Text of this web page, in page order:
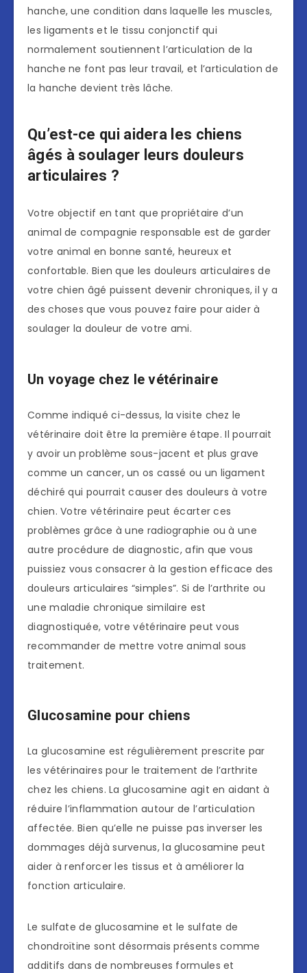
hanche, une condition dans laquelle les muscles,
les ligaments et le tissu conjonctif qui
normalement soutiennent l’articulation de la
hanche ne font pas leur travail, et l’articulation de
la hanche devient très lâche.
Qu’est-ce qui aidera les chiens
âgés à soulager leurs douleurs
articulaires ?
Votre objectif en tant que propriétaire d’un
animal de compagnie responsable est de garder
votre animal en bonne santé, heureux et
confortable. Bien que les douleurs articulaires de
votre chien âgé puissent devenir chroniques, il y a
des choses que vous pouvez faire pour aider à
soulager la douleur de votre ami.
Un voyage chez le vétérinaire
Comme indiqué ci-dessus, la visite chez le
vétérinaire doit être la première étape. Il pourrait
y avoir un problème sous-jacent et plus grave
comme un cancer, un os cassé ou un ligament
déchiré qui pourrait causer des douleurs à votre
chien. Votre vétérinaire peut écarter ces
problèmes grâce à une radiographie ou à une
autre procédure de diagnostic, afin que vous
puissiez vous consacrer à la gestion efficace des
douleurs articulaires “simples”. Si de l’arthrite ou
une maladie chronique similaire est
diagnostiquée, votre vétérinaire peut vous
recommander de mettre votre animal sous
traitement.
Glucosamine pour chiens
La glucosamine est régulièrement prescrite par
les vétérinaires pour le traitement de l’arthrite
chez les chiens. La glucosamine agit en aidant à
réduire l’inflammation autour de l’articulation
affectée. Bien qu’elle ne puisse pas inverser les
dommages déjà survenus, la glucosamine peut
aider à renforcer les tissus et à améliorer la
fonction articulaire.
Le sulfate de glucosamine et le sulfate de
chondroïtine sont désormais présents comme
additifs dans de nombreuses formules et